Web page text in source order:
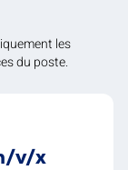
les
du poste.
v/x